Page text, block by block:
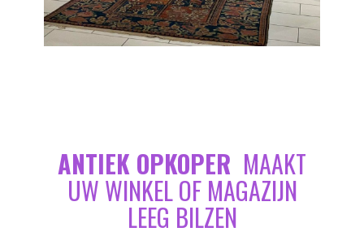
ANTIEK OPKOPER MAAKT
UW WINKEL OF MAGAZIJN
LEEG BILZEN